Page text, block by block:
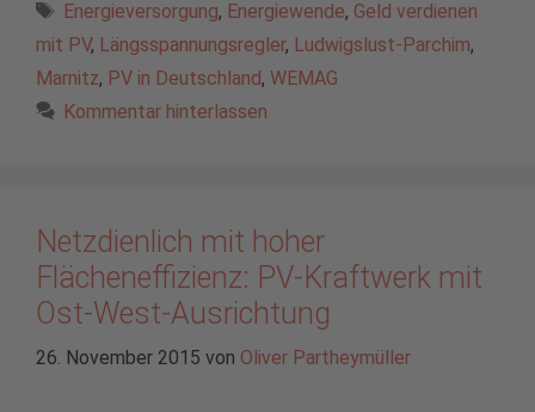
Schlagwörter
Energieversorgung, Energiewende, Geld verdienen
mit PV, Längsspannungsregler, Ludwigslust-Parchim,
Marnitz, PV in Deutschland, WEMAG
Kommentar hinterlassen
Netzdienlich mit hoher
Flächeneffizienz: PV-Kraftwerk mit
Ost-West-Ausrichtung
26. November 2015 von Oliver Partheymüller